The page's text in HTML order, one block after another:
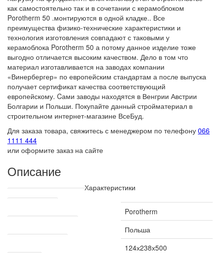
как самостоятельно так и в сочетании с керамоблоком
Porotherm 50 .монтируются в одной кладке.. Все
преимущества физико-технические характеристики и
технология изготовления совпадают с таковыми у
керамоблока Porotherm 50 а потому данное изделие тоже
выгодно отличается высоким качеством. Дело в том что
материал изготавливается на заводах компании
«Винербергер» по европейским стандартам а после выпуска
получает сертификат качества соответствующий
европейскому. Cами заводы находятся в Венгрии Австрии
Болгарии и Польши. Покупайте данный стройматериал в
строительном интернет-магазине ВсеБуд.
Для заказа товара, свяжитесь с менеджером по телефону 066
1111 444
или оформите заказ на сайте
Описание
Характеристики
Технические характеристики
Porotherm
Польша
124х238х500